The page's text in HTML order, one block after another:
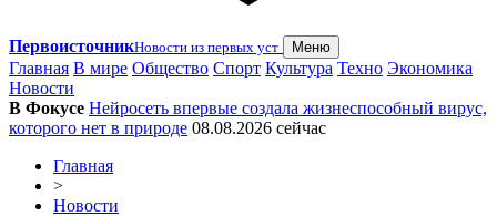
ПервоисточникНовости из первых уст Меню
Главная В мире Общество Спорт Культура Техно Экономика
Новости
В Фокусе Нейросеть впервые создала жизнеспособный вирус,
которого нет в природе 08.08.2026 сейчас
Главная
>
Новости